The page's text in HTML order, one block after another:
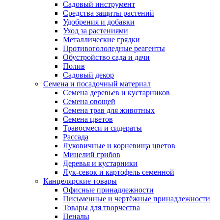
Садовый инструмент
Средства защиты растений
Удобрения и добавки
Уход за растениями
Металлические грядки
Противогололедные реагенты
Обустройство сада и дачи
Полив
Садовый декор
Семена и посадочный материал
Семена деревьев и кустарников
Семена овощей
Семена трав для животных
Семена цветов
Травосмеси и сидераты
Рассада
Луковичные и корневища цветов
Мицелий грибов
Деревья и кустарники
Лук-севок и картофель семенной
Канцелярские товары
Офисные принадлежности
Письменные и чертёжные принадлежности
Товары для творчества
Пеналы